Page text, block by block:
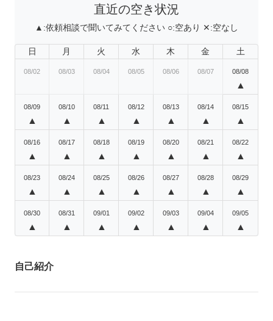
直近の空き状況
▲:依頼相談で聞いてみてください ○:空あり ✕:空なし
日 月 火 水 木 金 土
08/02 08/03 08/04 08/05 08/06 08/07 08/08
▲
08/09
▲
08/10
▲
08/11
▲
08/12
▲
08/13
▲
08/14
▲
08/15
▲
08/16
▲
08/17
▲
08/18
▲
08/19
▲
08/20
▲
08/21
▲
08/22
▲
08/23
▲
08/24
▲
08/25
▲
08/26
▲
08/27
▲
08/28
▲
08/29
▲
08/30
▲
08/31
▲
09/01
▲
09/02
▲
09/03
▲
09/04
▲
09/05
▲
自己紹介